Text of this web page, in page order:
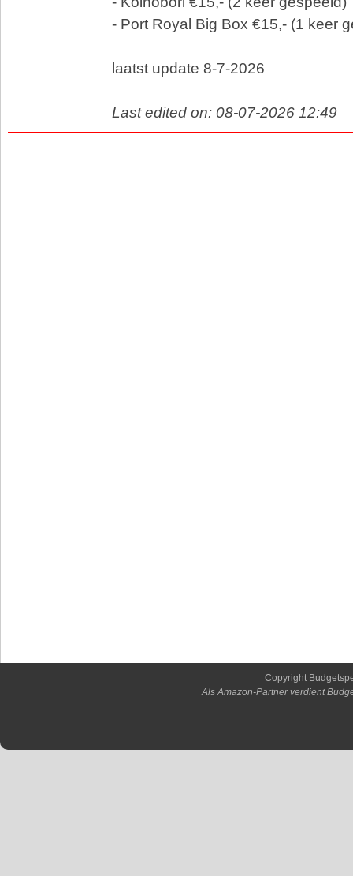
- Port Royal Big Box €15,- (1 keer
laatst update 8-7-2026
Last edited on: 08-07-2026 12:49
Copyright
Als Amazon-Partner verdient